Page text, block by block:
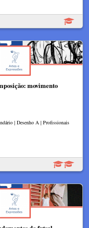
movimento
| Desenho A | Profissionais